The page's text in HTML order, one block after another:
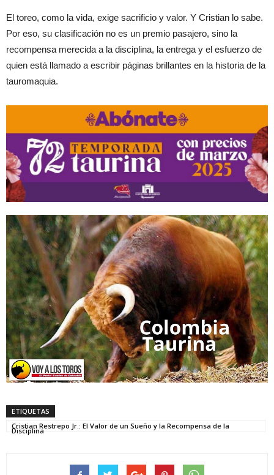
El toreo, como la vida, exige sacrificio y valor. Y Cristian lo sabe.
Por eso, su clasificación no es un premio pasajero, sino la
recompensa merecida a la disciplina, la entrega y el esfuerzo de
quien está llamado a escribir páginas brillantes en la historia de la
tauromaquia.
ETIQUETAS
Cristian Restrepo Jr.: El Valor de un Sueño y la Recompensa de la
Disciplina